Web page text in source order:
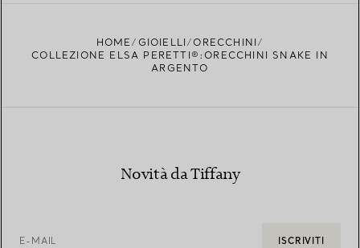
HOME GIOIELLI
ORECCHINI
COLLEZIONE ELSA PERETTI®:ORECCHINI SNAKE IN
ARGENTO
Novità da Tiffany
E-MAIL ISCRIVITI